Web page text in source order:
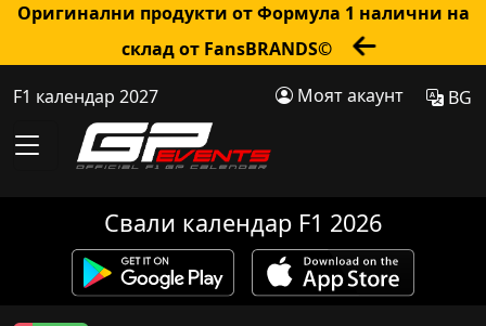
Оригинални продукти от Формула 1 налични на
склад от FansBRANDS©
F1 календар 2027 Моят акаунт BG
Свали календар F1 2026